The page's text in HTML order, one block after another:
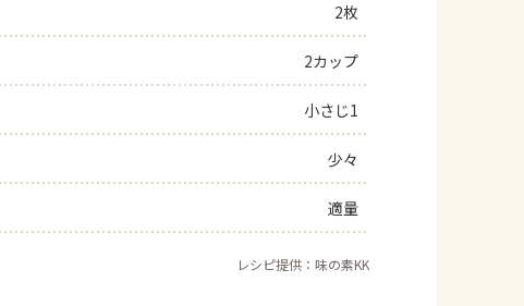
2枚
2カップ
小さじ1
少々
適量
レシピ提供：味の素KK